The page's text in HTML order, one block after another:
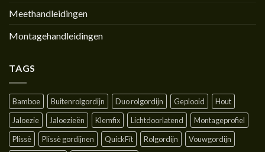
Meethandleidingen
Montagehandleidingen
TAGS
Bamboe Buitenrolgordijn Duo rolgordijn Geplooid
Hout
Jaloezie
Jaloezieën Klemfix Lichtdoorlatend
Montageprofiel
Plissè
Plissè gordijnen QuickFit Rolgordijn
Vouwgordijn